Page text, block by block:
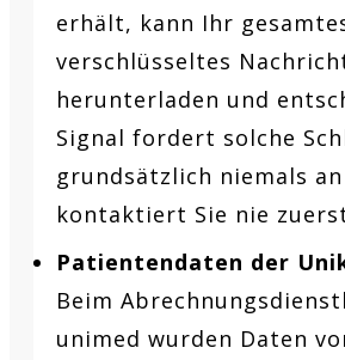
erhält, kann Ihr
verschlüsseltes
herunterladen und
Signal fordert solche
grundsätzlich niemals
kontaktiert Sie nie
Patientendaten der
Beim
unimed wurden Daten